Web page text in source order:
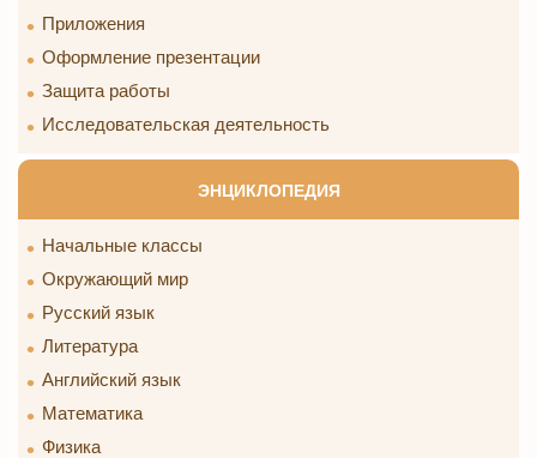
Приложения
Оформление презентации
Защита работы
Исследовательская деятельность
ЭНЦИКЛОПЕДИЯ
Начальные классы
Окружающий мир
Русский язык
Литература
Английский язык
Математика
Физика